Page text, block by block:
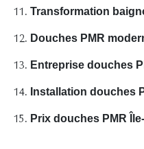
Transformation
Douches PMR
Entreprise douches
Installation douches
Prix douches PMR